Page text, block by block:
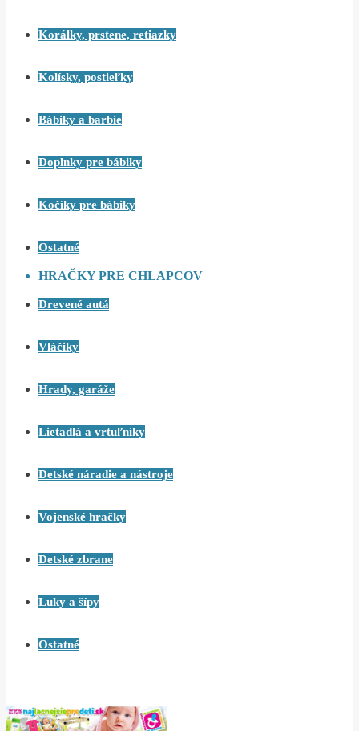
Korálky, prstene, retiazky
Kolísky, postieľky
Bábiky a barbie
Doplnky pre bábiky
Kočíky pre bábiky
Ostatné
HRAČKY PRE CHLAPCOV
Drevené autá
Vláčiky
Hrady, garáže
Lietadlá a vrtuľníky
Detské náradie a nástroje
Vojenské hračky
Detské zbrane
Luky a šípy
Ostatné